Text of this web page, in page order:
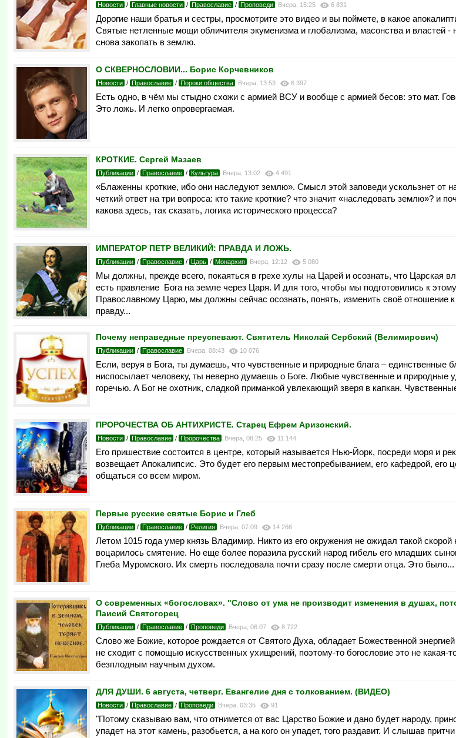
Новости / Главные новости / Православие / Проповеди Вчера, 15:25 6 831
Дорогие наши братья и сестры, просмотрите это видео и вы поймете, в какое
Святые нетленные мощи обличителя экуменизма и глобализма, масонства и властей
снова закопать в землю.
О СКВЕРНОСЛОВИИ... Борис Корчевников
Новости / Православие / Пороки общества Вчера, 13:53 6 397
Есть одно, в чём мы стыдно схожи с армией ВСУ и вообще с армией бесов: это мат.
Это ложь. И легко опровергаемая.
КРОТКИЕ. Сергей Мазаев
Публикации / Православие / Культура Вчера, 13:02 4 491
«Блаженны кроткие, ибо они наследуют землю». Смысл этой заповеди ускользнет от
четкий ответ на три вопроса: кто такие кроткие? что значит «наследовать землю»? и
какова здесь, так сказать, логика исторического процесса?
ИМПЕРАТОР ПЕТР ВЕЛИКИЙ: ПРАВДА И ЛОЖЬ.
Публикации / Православие / Царь / Монархия Вчера, 12:12 5 080
Мы должны, прежде всего, покаяться в грехе хулы на Царей и осознать, что Царская
есть правление Бога на земле через Царя. И для того, чтобы мы подготовились к
Православному Царю, мы должны сейчас осознать, понять, изменить своё отношение
правду...
Почему неправедные преуспевают. Святитель Николай Сербский (Велимирович)
Публикации / Православие Вчера, 08:43 10 076
Если, веруя в Бога, ты думаешь, что чувственные и природные блага – единственные
ниспосылает человеку, ты неверно думаешь о Боге. Любые чувственные и природные
горечью. А Бог не охотник, сладкой приманкой увлекающий зверя в капкан.
ПРОРОЧЕСТВА ОБ АНТИХРИСТЕ. Старец Ефрем Аризонский.
Новости / Православие / Пророчества Вчера, 08:25 11 144
Его пришествие состоится в центре, который называется Нью-Йорк, посреди моря и
возвещает Апокалипсис. Это будет его первым местопребыванием, его кафедрой, его
общаться со всем миром.
Первые русские святые Борис и Глеб
Публикации / Православие / Религия Вчера, 07:09 14 266
Летом 1015 года умер князь Владимир. Никто из его окружения не ожидал такой
воцарилось смятение. Но еще более поразила русский народ гибель его младших
Глеба Муромского. Их смерть последовала почти сразу после смерти отца. Это было...
О современных «богословах». "Слово от ума не производит изменения в душах,
Паисий Святогорец
Публикации / Православие / Проповеди Вчера, 06:07 8 722
Слово же Божие, которое рождается от Святого Духа, обладает Божественной
не сходит с помощью искусственных ухищрений, поэтому-то богословие это не какая-
безплодным научным духом.
ДЛЯ ДУШИ. 6 августа, четверг. Евангелие дня с толкованием. (ВИДЕО)
Новости / Православие / Проповеди Вчера, 03:35 91
"Потому сказываю вам, что отнимется от вас Царство Божие и дано будет народу,
упадет на этот камень, разобьется, а на кого он упадет, того раздавит. И слышав